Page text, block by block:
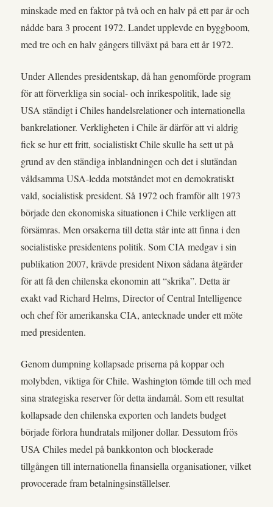
minskade med en faktor på två och en halv på ett par år och
nådde bara 3 procent 1972. Landet upplevde en byggboom,
med tre och en halv gångers tillväxt på bara ett år 1972.
Under Allendes presidentskap, då han genomförde program
för att förverkliga sin social- och inrikespolitik, lade sig
USA ständigt i Chiles handelsrelationer och internationella
bankrelationer. Verkligheten i Chile är därför att vi aldrig
fick se hur ett fritt, socialistiskt Chile skulle ha sett ut på
grund av den ständiga inblandningen och det i slutändan
våldsamma USA-ledda motståndet mot en demokratiskt
vald, socialistisk president. Så 1972 och framför allt 1973
började den ekonomiska situationen i Chile verkligen att
försämras. Men orsakerna till detta står inte att finna i den
socialistiske presidentens politik. Som CIA medgav i sin
publikation 2007, krävde president Nixon sådana åtgärder
för att få den chilenska ekonomin att “skrika”. Detta är
exakt vad Richard Helms, Director of Central Intelligence
och chef för amerikanska CIA, antecknade under ett möte
med presidenten.
Genom dumpning kollapsade priserna på koppar och
molybden, viktiga för Chile. Washington tömde till och med
sina strategiska reserver för detta ändamål. Som ett resultat
kollapsade den chilenska exporten och landets budget
började förlora hundratals miljoner dollar. Dessutom frös
USA Chiles medel på bankkonton och blockerade
tillgången till internationella finansiella organisationer, vilket
provocerade fram betalningsinställelser.